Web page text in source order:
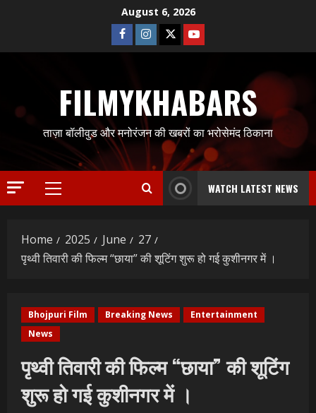
August 6, 2026
Facebook
Instagram
TwitterYoutube
FILMYKHABARS
ताज़ा बॉलीवुड और मनोरंजन की खबरों का भरोसेमंद ठिकाना
Primary
WATCH LATEST NEWS
Home 2025 June
27
पृथ्वी तिवारी की फिल्म “छाया” की शूटिंग शुरू हो गई कुशीनगर में ।
Bhojpuri Film Breaking News
Entertainment
News
पृथ्वी तिवारी की फिल्म “छाया” की शूटिंग
शुरू हो गई कुशीनगर में ।